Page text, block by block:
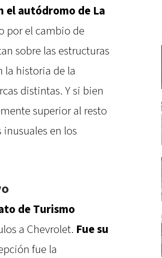
el autódromo de La
por el cambio de
sobre las estructuras
la historia de la
distintas. Y si bien
superior al resto
en los
de Turismo
a Chevrolet. Fue su
fue la